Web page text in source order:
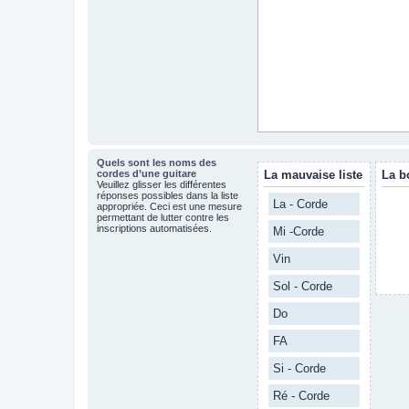
Quels sont les noms des
cordes d’une guitare
Veuillez glisser les différentes
réponses possibles dans la liste
appropriée. Ceci est une mesure
permettant de lutter contre les
inscriptions automatisées.
La mauvaise liste
La - Corde
Mi -Corde
Vin
Sol - Corde
Do
FA
Si - Corde
Ré - Corde
La